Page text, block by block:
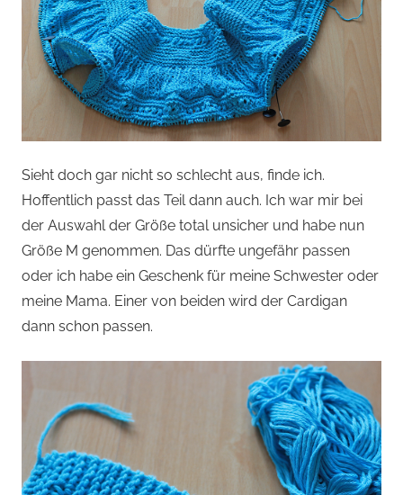
Sieht doch gar nicht so schlecht aus, finde ich.
Hoffentlich passt das Teil dann auch. Ich war mir bei
der Auswahl der Größe total unsicher und habe nun
Größe M genommen. Das dürfte ungefähr passen
oder ich habe ein Geschenk für meine Schwester oder
meine Mama. Einer von beiden wird der Cardigan
dann schon passen.